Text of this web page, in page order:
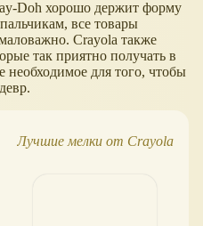
Doh хорошо держит форму
все товары
Crayola также
так приятно получать в
необходимое для того, чтобы
Лучшие мелки от Crayola